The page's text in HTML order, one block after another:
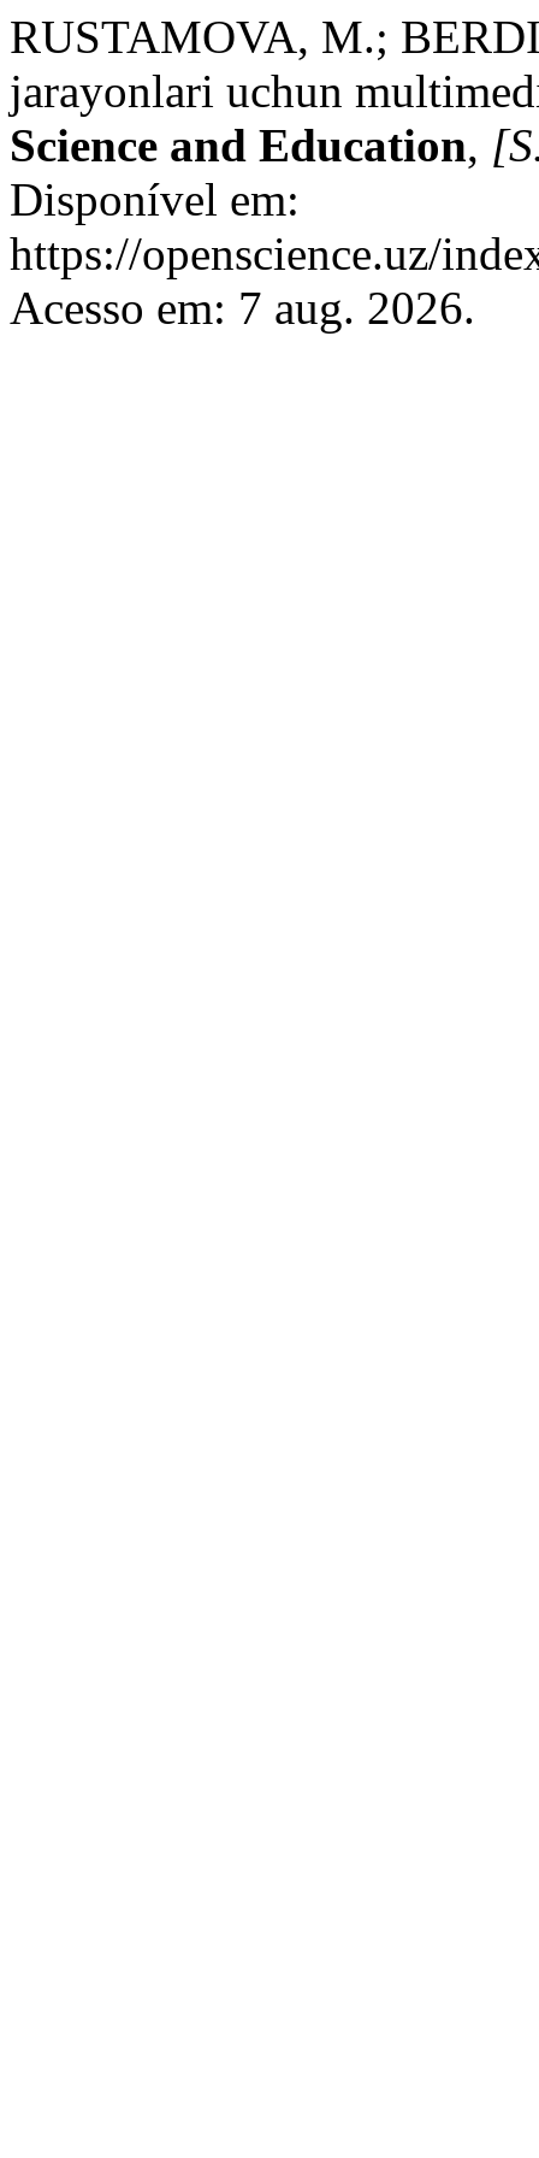
RUSTAMOVA, M.;
jarayonlari uchun
Science and Education,
Disponível em:
https://openscience.uz/
Acesso em: 7 aug. 2026.